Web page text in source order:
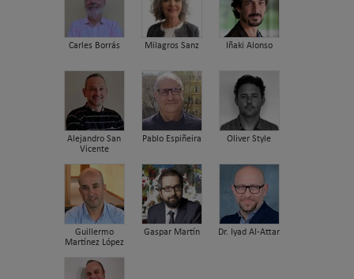
Carles Borrás Milagros Sanz Iñaki Alonso
Alejandro San
Vicente
Pablo Espiñeira Oliver Style
Guillermo
Martínez López
Gaspar Martín Dr. Iyad Al-Attar